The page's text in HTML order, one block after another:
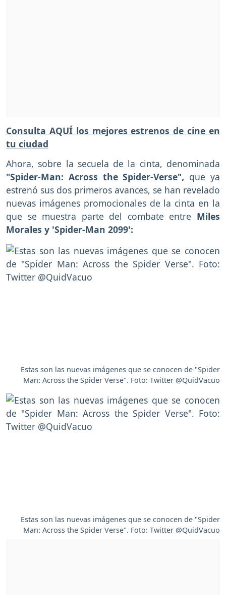
Consulta AQUÍ los mejores estrenos de cine en
tu ciudad
Ahora, sobre la secuela de la cinta, denominada
"Spider-Man: Across the Spider-Verse", que ya
estrenó sus dos primeros avances, se han revelado
nuevas imágenes promocionales de la cinta en la
que se muestra parte del combate entre Miles
Morales y 'Spider-Man 2099':
Estas son las nuevas imágenes que se conocen de "Spider
Man: Across the Spider Verse". Foto: Twitter @QuidVacuo
Estas son las nuevas imágenes que se conocen de "Spider
Man: Across the Spider Verse". Foto: Twitter @QuidVacuo